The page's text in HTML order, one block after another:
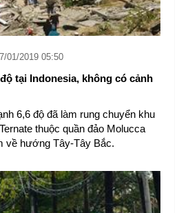
01/2019 05:50
tại Indonesia, không có cảnh
6,6 độ đã làm rung chuyển khu
thuộc quần đảo Molucca
về hướng Tây-Tây Bắc.